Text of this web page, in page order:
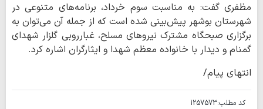
مظفری گفت: به مناسبت سوم خرداد، برنامه‌های متنوعی در
شهرستان بوشهر پیش‌بینی شده است که از جمله آن می‌توان به
برگزاری صبحگاه مشترک نیروهای مسلح، غبارروبی گلزار شهدای
گمنام و دیدار با خانواده معظم شهدا و ایثارگران اشاره کرد.
انتهای پیام/
کد مطلب:1257573